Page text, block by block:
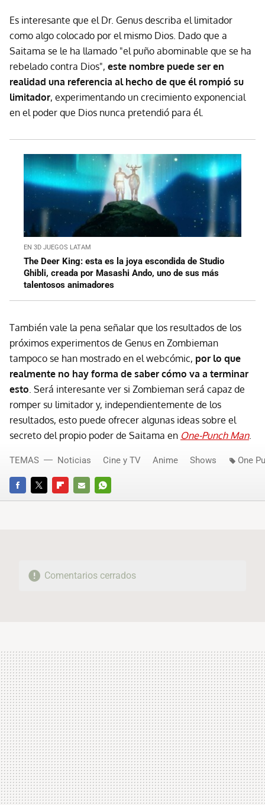
Es interesante que el Dr. Genus describa el limitador
como algo colocado por el mismo Dios. Dado que a
Saitama se le ha llamado "el puño abominable que se ha
rebelado contra Dios", este nombre puede ser en
realidad una referencia al hecho de que él rompió su
limitador, experimentando un crecimiento exponencial
en el poder que Dios nunca pretendió para él.
EN 3D JUEGOS LATAM
The Deer King: esta es la joya escondida de Studio
Ghibli, creada por Masashi Ando, uno de sus más
talentosos animadores
También vale la pena señalar que los resultados de los
próximos experimentos de Genus en Zombieman
tampoco se han mostrado en el webcómic, por lo que
realmente no hay forma de saber cómo va a terminar
esto . Será interesante ver si Zombieman será capaz de
romper su limitador y, independientemente de los
resultados, esto puede ofrecer algunas ideas sobre el
secreto del propio poder de Saitama en One-Punch Man.
FACEBOOKTWITTERFLIPBOARD
E-
WHATSAPP
TEMAS Noticias Cine y TV Anime Shows One
Comentarios cerrados